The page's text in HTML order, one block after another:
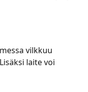
vilkkuu
laite voi